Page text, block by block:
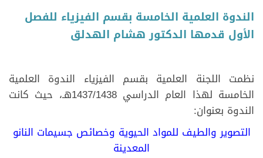
الندوة العلمية الخامسة بقسم الفيزياء للفصل
الأول قدمها الدكتور هشام الهدلق
​نظمت اللجنة العلمية بقسم الفيزياء الندوة العلمية
الخامسة لهذا العام الدراسي 1437/1438هـ، حيث كانت
الندوة بعنوان:
التصوير والطيف للمواد الحيوية وخصائص جسيمات النانو
المعدينة